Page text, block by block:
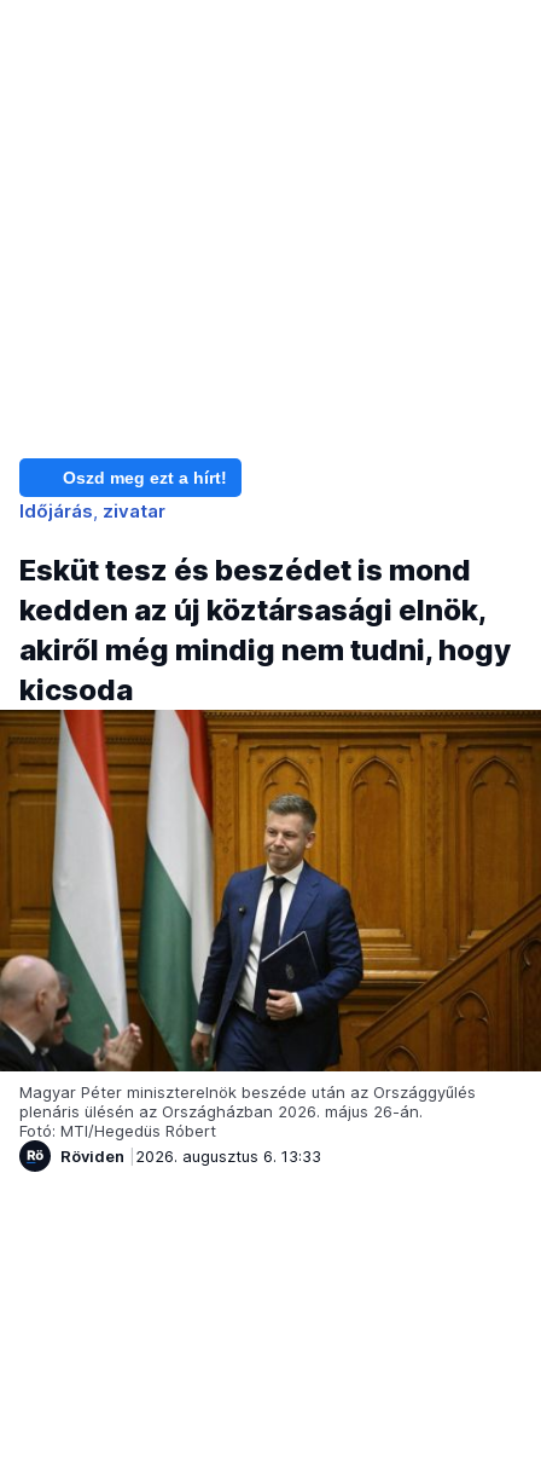
Oszd meg ezt a hírt!
Időjárás zivatar
Esküt tesz és beszédet is mond
kedden az új köztársasági elnök,
akiről még mindig nem tudni, hogy
kicsoda
Magyar Péter miniszterelnök beszéde után az Országgyűlés
plenáris ülésén az Országházban 2026. május 26-án.
Fotó: MTI/Hegedüs Róbert
Röviden
2026. augusztus 6. 13:33